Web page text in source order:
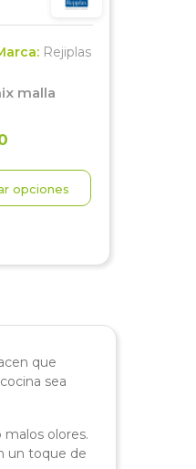
Rejiplas
malla
opciones
que
sea
olores.
un toque de